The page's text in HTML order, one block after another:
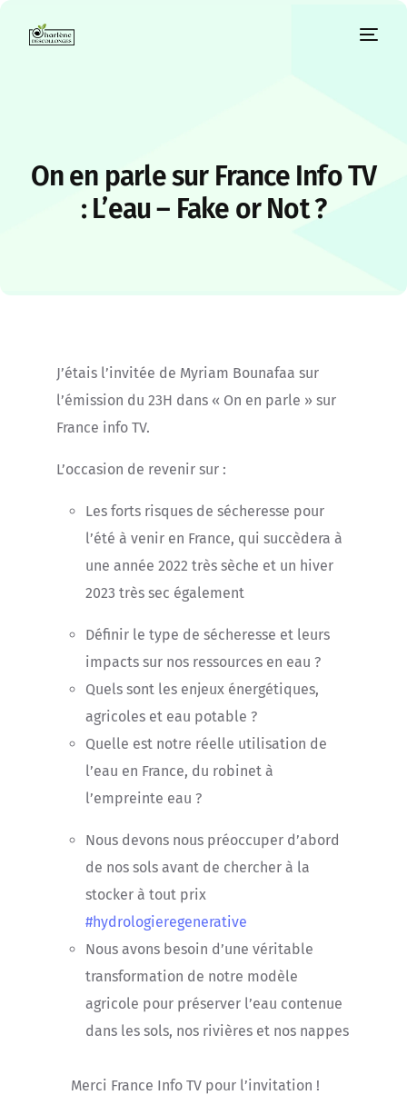
On en parle sur France Info TV
: L’eau – Fake or Not ?
J’étais l’invitée de Myriam Bounafaa sur
l’émission du 23H dans « On en parle » sur
France info TV.
L’occasion de revenir sur :
Les forts risques de sécheresse pour
l’été à venir en France, qui succèdera à
une année 2022 très sèche et un hiver
2023 très sec également
Définir le type de sécheresse et leurs
impacts sur nos ressources en eau ?
Quels sont les enjeux énergétiques,
agricoles et eau potable ?
Quelle est notre réelle utilisation de
l’eau en France, du robinet à
l’empreinte eau ?
Nous devons nous préoccuper d’abord
de nos sols avant de chercher à la
stocker à tout prix
#hydrologieregenerative
Nous avons besoin d’une véritable
transformation de notre modèle
agricole pour préserver l’eau contenue
dans les sols, nos rivières et nos nappes
Merci France Info TV pour l’invitation !